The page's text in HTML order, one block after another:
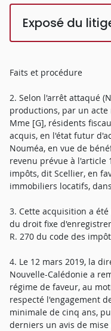
Exposé du
Faits et procédure
2. Selon l'arrêt attaqué
productions, par un acte
Mme [G], résidents
acquis, en l'état futur
Nouméa, en vue de
revenu prévue à l'article
impôts, dit Scellier, en
immobiliers locatifs,
3. Cette acquisition a
du droit fixe
R. 270 du code des
4. Le 12 mars 2019, la
Nouvelle-Calédonie a
régime de faveur, au
respecté l'engagement
minimale de cinq ans,
derniers un avis de